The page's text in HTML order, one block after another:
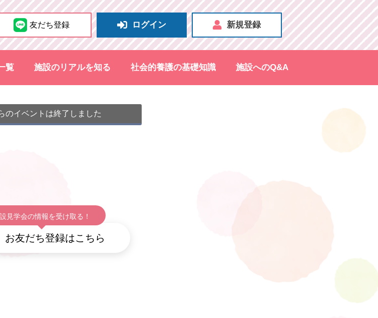
友だち登録 ログイン 新規登録
覧 施設のリアルを知る 社会的養護の基礎知識 施設へのQ&A
のイベントは終了しました
見学会の情報を受け取る！
お友だち登録はこちら